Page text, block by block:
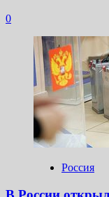
0
Россия